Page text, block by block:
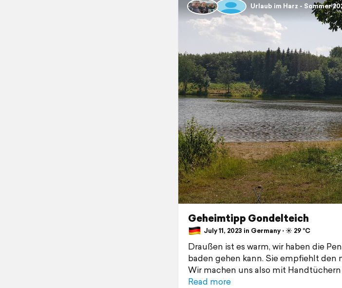
Urlaub im Harz - Sommer
Geheimtipp Gondelteich
July 11, 2023 in Germany ⋅ ☀️ 29 °C
Draußen ist es warm, wir haben die
baden gehen kann. Sie empfiehlt den
Wir machen uns also mit
Read more